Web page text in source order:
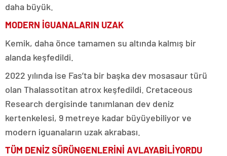
daha büyük.
MODERN İGUANALARIN UZAK
Kemik, daha önce tamamen su altında kalmış bir
alanda keşfedildi.
2022 yılında ise Fas’ta bir başka dev mosasaur türü
olan Thalassotitan atrox keşfedildi. Cretaceous
Research dergisinde tanımlanan dev deniz
kertenkelesi, 9 metreye kadar büyüyebiliyor ve
modern iguanaların uzak akrabası.
TÜM DENİZ SÜRÜNGENLERİNİ AVLAYABİLİYORDU